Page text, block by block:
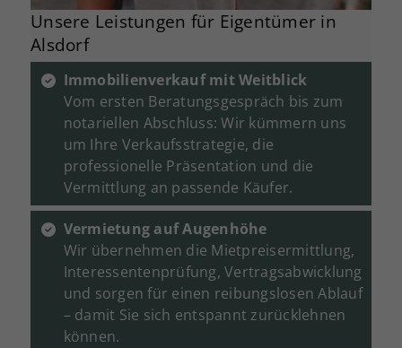
Unsere Leistungen für Eigentümer in
Alsdorf
Immobilienverkauf mit Weitblick
Vom ersten Beratungsgespräch bis zum
notariellen Abschluss: Wir kümmern uns
um Ihre Verkaufsstrategie, die
professionelle Präsentation und die
Vermittlung an passende Käufer.
Vermietung auf Augenhöhe
Wir übernehmen die Mietpreisermittlung,
Interessentenprüfung, Vertragsabwicklung
und sorgen für einen reibungslosen Ablauf
– damit Sie sich entspannt zurücklehnen
können.